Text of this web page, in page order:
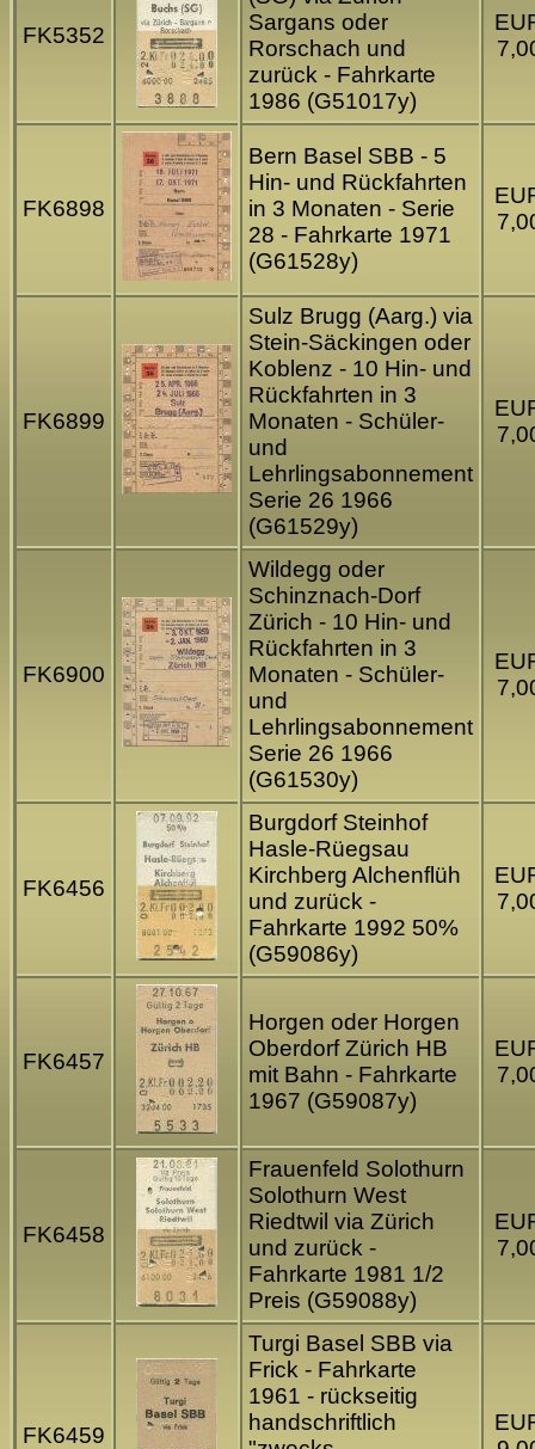
FK5352
Sargans oder
Rorschach und
zurück - Fahrkarte
1986 (G51017y)
FK6898
Bern Basel SBB - 5
Hin- und Rückfahrten
in 3 Monaten - Serie
28 - Fahrkarte 1971
(G61528y)
FK6899
Sulz Brugg (Aarg.) via
Stein-Säckingen oder
Koblenz - 10 Hin- und
Rückfahrten in 3
Monaten - Schüler-
und
Lehrlingsabonnement
Serie 26 1966
(G61529y)
FK6900
Wildegg oder
Schinznach-Dorf
Zürich - 10 Hin- und
Rückfahrten in 3
Monaten - Schüler-
und
Lehrlingsabonnement
Serie 26 1966
(G61530y)
FK6456
Burgdorf Steinhof
Hasle-Rüegsau
Kirchberg Alchenflüh
und zurück -
Fahrkarte 1992 50%
(G59086y)
FK6457
Horgen oder Horgen
Oberdorf Zürich HB
mit Bahn - Fahrkarte
1967 (G59087y)
FK6458
Frauenfeld Solothurn
Solothurn West
Riedtwil via Zürich
und zurück -
Fahrkarte 1981 1/2
Preis (G59088y)
FK6459
Turgi Basel SBB via
Frick - Fahrkarte
1961 - rückseitig
handschriftlich